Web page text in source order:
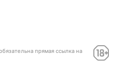
прямая ссылка на